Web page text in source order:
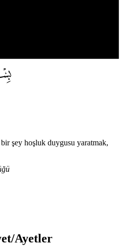
şey hoşluk duygusu yaratmak,
Ayetler